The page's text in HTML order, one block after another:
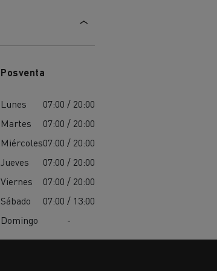
Posventa
Lunes
07:00 / 20:00
Martes
07:00 / 20:00
Miércoles07:00 / 20:00
Jueves
07:00 / 20:00
Viernes
07:00 / 20:00
Sábado
07:00 / 13:00
Domingo
-